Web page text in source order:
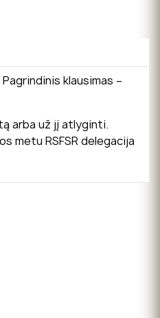
klausimas –
arba už jį atlyginti.
metu RSFSR delegacija